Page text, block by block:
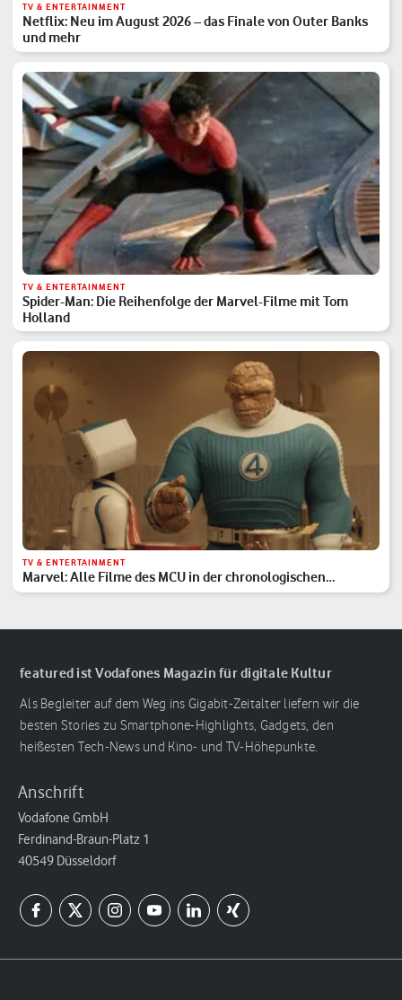
TV & ENTERTAINMENT
Netflix: Neu im August 2026 – das Finale von Outer Banks
und mehr
TV & ENTERTAINMENT
Spider-Man: Die Reihenfolge der Marvel-Filme mit Tom
Holland
TV & ENTERTAINMENT
Marvel: Alle Filme des MCU in der chronologischen
Reihenfolge
featured ist Vodafones Magazin für digitale Kultur
Als Begleiter auf dem Weg ins Gigabit-Zeitalter liefern wir die
besten Stories zu Smartphone-Highlights, Gadgets, den
heißesten Tech-News und Kino- und TV-Höhepunkte.
Anschrift
Vodafone GmbH
Ferdinand-Braun-Platz 1
40549 Düsseldorf